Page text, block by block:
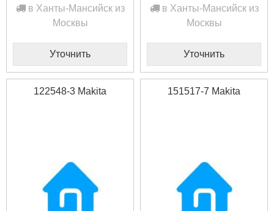
в Ханты-Мансийск из
Москвы
Уточнить
в Ханты-Мансийск из
Москвы
Уточнить
122548-3 Makita 151517-7 Makita